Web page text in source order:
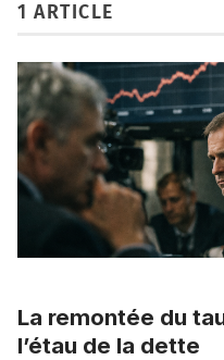
1 ARTICLE
La remontée du
l’étau de la dette